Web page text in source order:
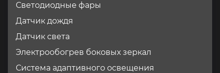
Светодиодные фары
Датчик дождя
Датчик света
Электрообогрев боковых зеркал
Система адаптивного освещения